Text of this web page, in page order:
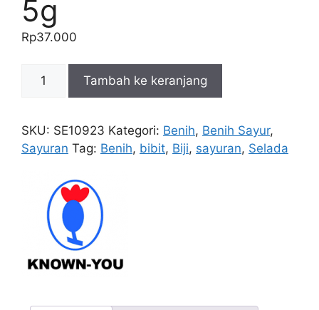
5g
Rp37.000
Kuantitas
Rapid
5g
Tambah ke keranjang
SKU: SE10923 Kategori: Benih, Benih Sayur,
Sayuran Tag: Benih, bibit, Biji, sayuran, Selada